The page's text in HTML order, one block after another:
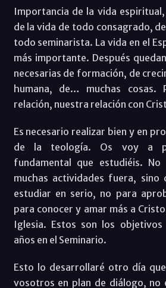
Importancia de la vida
de la vida de todo consagrado,
todo seminarista. La vida en el
más importante. Después
necesarias de formación, de
humana, de… muchas
relación, nuestra relación con
Es necesario realizar bien y en
de la teología. Os voy a
fundamental que estudiéis.
muchas actividades fuera, sino
estudiar en serio, no para
para conocer y amar más a
Iglesia. Estos son los
años en el Seminario.
Esto lo desarrollaré otro día
vosotros en plan de diálogo, no